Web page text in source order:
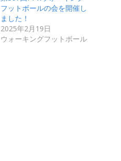
フットボールの会を開催し
ました！
2025年2月19日
ウォーキングフットボール